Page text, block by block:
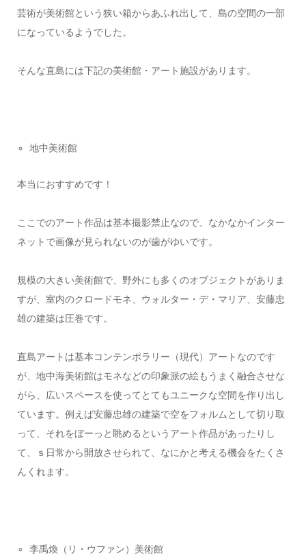
芸術が美術館という狭い箱からあふれ出して、島の空間の一部
になっているようでした。
そんな直島には下記の美術館・アート施設があります。
地中美術館
本当におすすめです！
ここでのアート作品は基本撮影禁止なので、なかなかインター
ネットで画像が見られないのが歯がゆいです。
規模の大きい美術館で、野外にも多くのオブジェクトがありま
すが、室内のクロードモネ、ウォルター・デ・マリア、安藤忠
雄の建築は圧巻です。
直島アートは基本コンテンポラリー（現代）アートなのです
が、地中海美術館はモネなどの印象派の絵もうまく融合させな
がら、広いスペースを使ってとてもユニークな空間を作り出し
ています。例えば安藤忠雄の建築で空をフォルムとして切り取
って、それをぼーっと眺めるというアート作品があったりし
て、ｓ日常から開放させられて、なにかと考える機会をたくさ
んくれます。
李禹煥（リ・ウファン）美術館